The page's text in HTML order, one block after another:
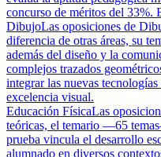
concurso de méritos del 33%.
DibujoLas oposiciones de
diferencia de otras áreas, su
además del diseño y la
complejos trazados
integrar las nuevas
excelencia visual.
Educación FísicaLas
teóricas, el temario —65
prueba vincula el desarrollo
alumnado en diversos